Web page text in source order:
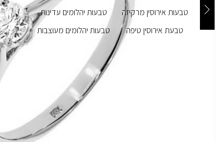
טבעות אירוסין מרקיזה
טבעת אירוסין טיפה
טבעות יהלומים עדינות
טבעות יהלומים מעוצבות